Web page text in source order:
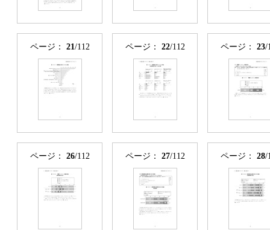
ページ： 21/112 ページ： 22/112 ページ： 23/
ページ： 26/112 ページ： 27/112 ページ： 28/